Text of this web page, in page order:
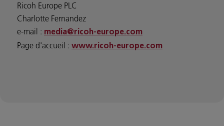
Ricoh Europe PLC
Charlotte Fernandez
e-mail : media@ricoh-europe.com
Page d'accueil : www.ricoh-europe.com